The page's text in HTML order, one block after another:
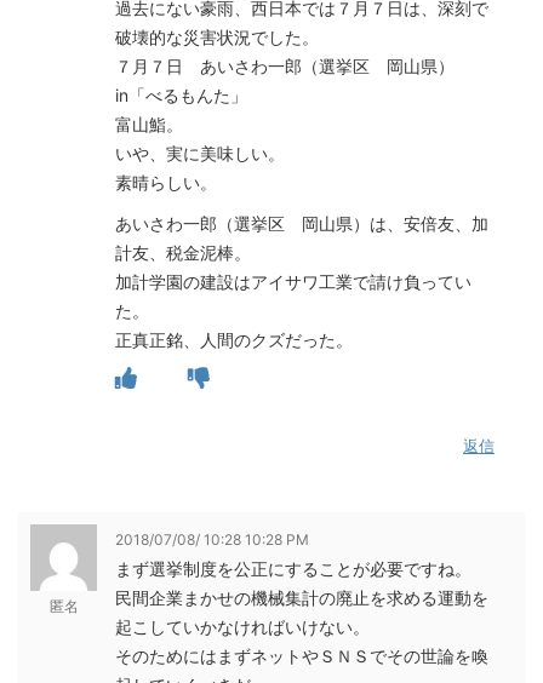
過去にない豪雨、西日本では７月７日は、深刻で
破壊的な災害状況でした。
７月７日 あいさわ一郎（選挙区 岡山県）
in「べるもんた」
富山鮨。
いや、実に美味しい。
素晴らしい。
あいさわ一郎（選挙区 岡山県）は、安倍友、加
計友、税金泥棒。
加計学園の建設はアイサワ工業で請け負ってい
た。
正真正銘、人間のクズだった。
返信
匿名
2018/07/08/ 10:28 10:28 PM
まず選挙制度を公正にすることが必要ですね。
民間企業まかせの機械集計の廃止を求める運動を
起こしていかなければいけない。
そのためにはまずネットやＳＮＳでその世論を喚